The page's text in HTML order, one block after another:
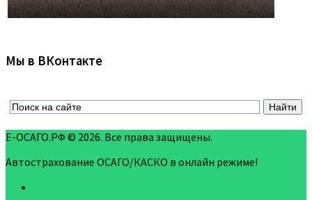
Мы в ВКонтакте
Е-ОСАГО.РФ © 2026. Все права защищены.
Автострахование ОСАГО/КАСКО в онлайн режиме!